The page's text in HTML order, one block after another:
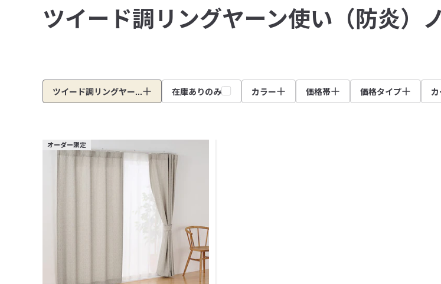
ッ
ト
ツイード調リングヤーン使い（防炎）
ツイード調リングヤー... 在庫ありのみ カラー 価格帯 価格タイプ
オーダー限定